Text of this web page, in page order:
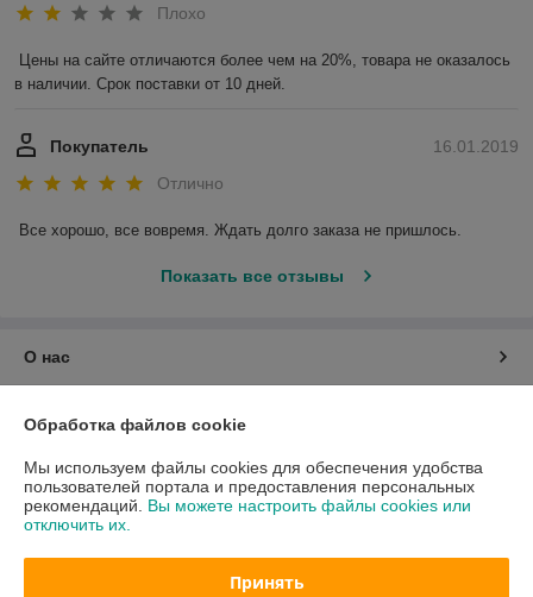
Плохо
Цены на сайте отличаются более чем на 20%, товара не оказалось
в наличии. Срок поставки от 10 дней.
16.01.2019
Покупатель
Отлично
Все хорошо, все вовремя. Ждать долго заказа не пришлось.
Показать все отзывы
О нас
Доставка и оплата
График работы
Обработка файлов cookie
Мы используем файлы cookies для обеспечения удобства
пользователей портала и предоставления персональных
рекомендаций. Вы можете настроить файлы cookies или
отключить их.
Принять